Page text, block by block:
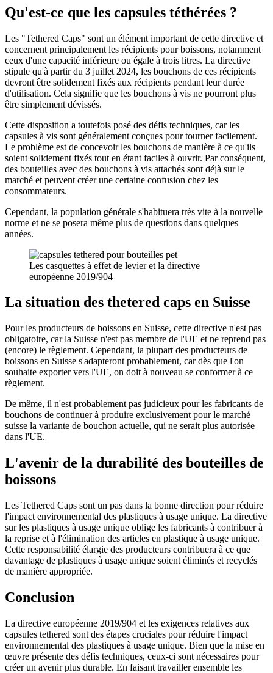
Cosmétiques(292)
Alimentation(483)
Durable(301)
Bouteilles de sauce
Bouteilles de spiritueux(81)
Pulvérisateur(18)
Réservoirs(2)
Fermetures(173)
Bouteilles de vin et de champagne(83)
Qu'est-ce que les capsules téthérées ?
Les "Tethered Caps" sont un élément important de cette directive et
concernent principalement les récipients pour boissons, notamment
ceux d'une capacité inférieure ou égale à trois litres. La directive
stipule qu'à partir du 3 juillet 2024, les bouchons de ces récipients
devront être solidement fixés aux récipients pendant leur durée
d'utilisation. Cela signifie que les bouchons à vis ne pourront plus
être simplement dévissés.
Cette disposition a toutefois posé des défis techniques, car les
capsules à vis sont généralement conçues pour tourner facilement.
Le problème est de concevoir les bouchons de manière à ce qu'ils
soient solidement fixés tout en étant faciles à ouvrir. Par conséquent,
des bouteilles avec des bouchons à vis attachés sont déjà sur le
marché et peuvent créer une certaine confusion chez les
consommateurs.
Cependant, la population générale s'habituera très vite à la nouvelle
norme et ne se posera même plus de questions dans quelques
années.
Les casquettes à effet de levier et la directive
européenne 2019/904
La situation des thetered caps en Suisse
Pour les producteurs de boissons en Suisse, cette directive n'est pas
obligatoire, car la Suisse n'est pas membre de l'UE et ne reprend pas
(encore) le règlement. Cependant, la plupart des producteurs de
boissons en Suisse s'adapteront probablement, car dès que l'on
souhaite exporter vers l'UE, on doit à nouveau se conformer à ce
règlement.
De même, il n'est probablement pas judicieux pour les fabricants de
bouchons de continuer à produire exclusivement pour le marché
suisse la variante de bouchon actuelle, qui ne serait plus autorisée
dans l'UE.
L'avenir de la durabilité des bouteilles de
boissons
Les Tethered Caps sont un pas dans la bonne direction pour réduire
l'impact environnemental des plastiques à usage unique. La directive
sur les plastiques à usage unique oblige les fabricants à contribuer à
la reprise et à l'élimination des articles en plastique à usage unique.
Cette responsabilité élargie des producteurs contribuera à ce que
davantage de plastiques à usage unique soient éliminés et recyclés
de manière appropriée.
Conclusion
La directive européenne 2019/904 et les exigences relatives aux
capsules tethered sont des étapes cruciales pour réduire l'impact
environnemental des plastiques à usage unique. Bien que la mise en
œuvre présente des défis techniques, ceux-ci sont nécessaires pour
créer un avenir plus durable. En faisant travailler ensemble les